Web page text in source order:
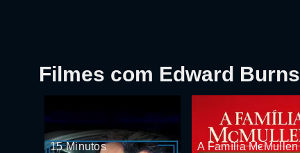
Filmes com Edward Burns
15 Minutos A Família McMullen